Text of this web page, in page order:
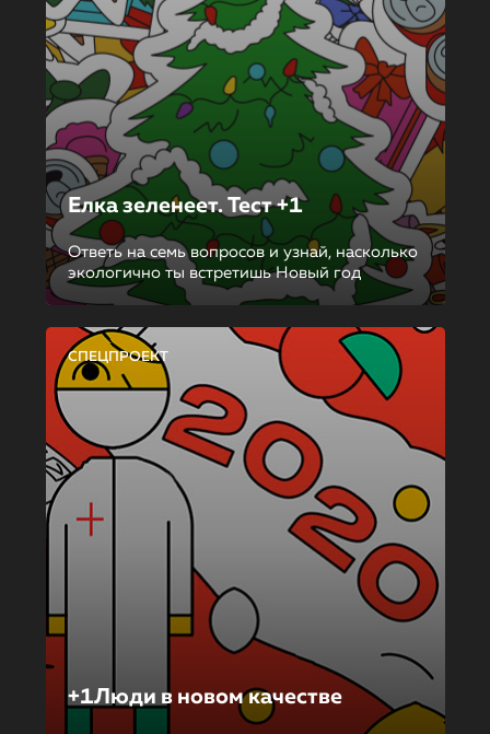
Елка зеленеет. Тест +1
Ответь на семь вопросов и узнай, насколько
экологично ты встретишь Новый год
СПЕЦПРОЕКТ
+1Люди в новом качестве